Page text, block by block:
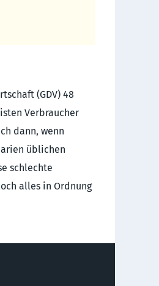
(GDV) 48
Verbraucher
dann, wenn
üblichen
schlechte
alles in Ordnung